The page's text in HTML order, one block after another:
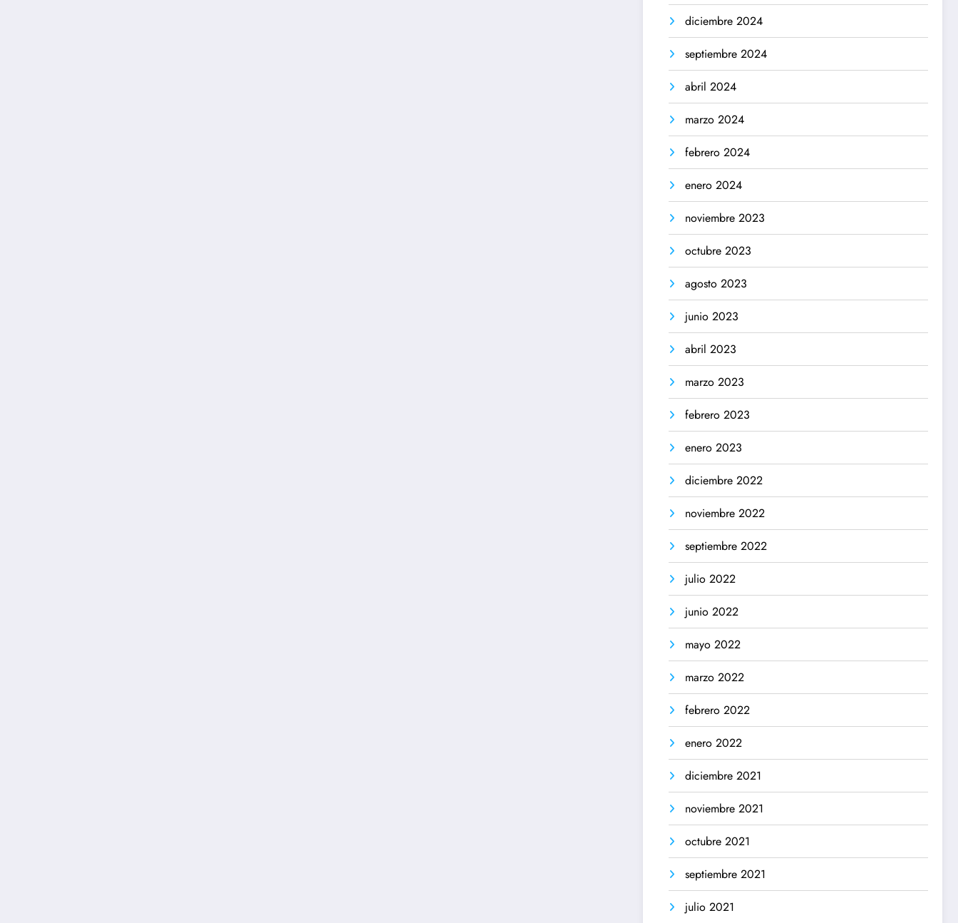
diciembre 2024
septiembre 2024
abril 2024
marzo 2024
febrero 2024
enero 2024
noviembre 2023
octubre 2023
agosto 2023
junio 2023
abril 2023
marzo 2023
febrero 2023
enero 2023
diciembre 2022
noviembre 2022
septiembre 2022
julio 2022
junio 2022
mayo 2022
marzo 2022
febrero 2022
enero 2022
diciembre 2021
noviembre 2021
octubre 2021
septiembre 2021
julio 2021